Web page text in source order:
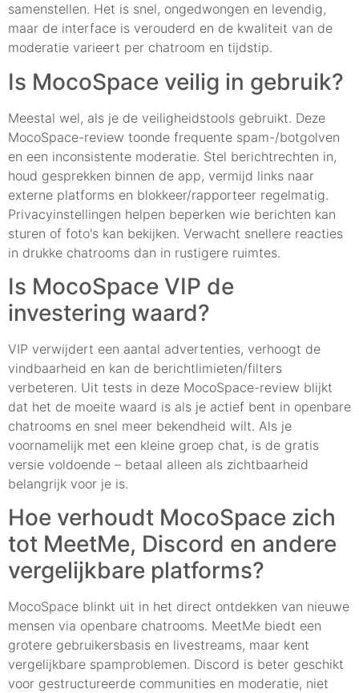
samenstellen. Het is snel, ongedwongen en levendig,
maar de interface is verouderd en de kwaliteit van de
moderatie varieert per chatroom en tijdstip.
Is MocoSpace veilig in gebruik?
Meestal wel, als je de veiligheidstools gebruikt. Deze
MocoSpace-review toonde frequente spam-/botgolven
en een inconsistente moderatie. Stel berichtrechten in,
houd gesprekken binnen de app, vermijd links naar
externe platforms en blokkeer/rapporteer regelmatig.
Privacyinstellingen helpen beperken wie berichten kan
sturen of foto's kan bekijken. Verwacht snellere reacties
in drukke chatrooms dan in rustigere ruimtes.
Is MocoSpace VIP de
investering waard?
VIP verwijdert een aantal advertenties, verhoogt de
vindbaarheid en kan de berichtlimieten/filters
verbeteren. Uit tests in deze MocoSpace-review blijkt
dat het de moeite waard is als je actief bent in openbare
chatrooms en snel meer bekendheid wilt. Als je
voornamelijk met een kleine groep chat, is de gratis
versie voldoende – betaal alleen als zichtbaarheid
belangrijk voor je is.
Hoe verhoudt MocoSpace zich
tot MeetMe, Discord en andere
vergelijkbare platforms?
MocoSpace blinkt uit in het direct ontdekken van nieuwe
mensen via openbare chatrooms. MeetMe biedt een
grotere gebruikersbasis en livestreams, maar kent
vergelijkbare spamproblemen. Discord is beter geschikt
voor gestructureerde communities en moderatie, niet